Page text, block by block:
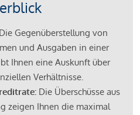
Die Gegenüberstellung von
und Ausgaben in einer
Ihnen eine Auskunft über
Verhältnisse.
Die Überschüsse aus
zeigen Ihnen die maximal